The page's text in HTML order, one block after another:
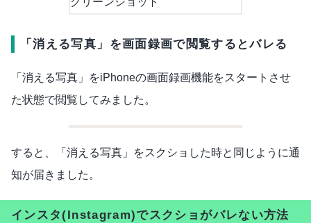
「消える写真」を画面録画で閲覧するとバレる
「消える写真」をiPhoneの画面録画機能をスタートさせ
た状態で閲覧してみました。
すると、「消える写真」をスクショした時と同じように通
知が届きました。
インスタ(Instagram)でスクショがバレない方法